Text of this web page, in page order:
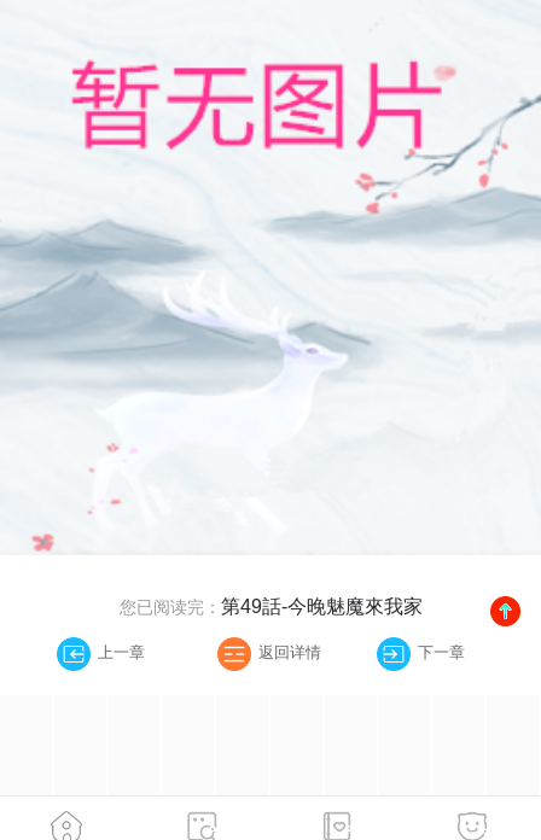
您已阅读完： 第49話-今晚魅魔來我家
上一章 返回详情 下一章